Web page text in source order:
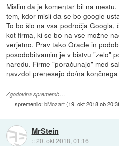
Mislim da je komentar bil na
tem, kdor misli da se bo google
To bo šlo na vsa področja
kot firma, ki se bo na vse možne
verjetno. Prav tako Oracle in
posodobitvamim je v bistvu "zelo"
naredu. Firme "poračunajo" med
navzdol prenesejo do/na
Zgodovina sprememb…
spremenilo:bMozart(19. okt 2018 ob
MrStein
::20. okt 2018, 01:16